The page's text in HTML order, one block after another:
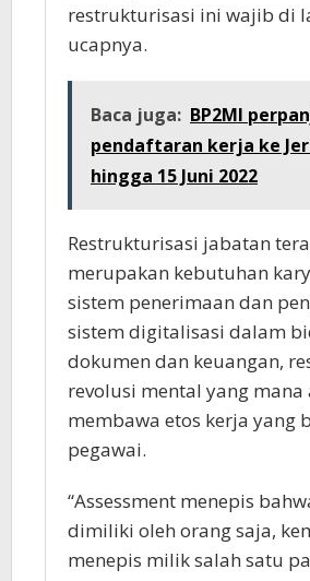
restrukturisasi ini wajib di
ucapnya.
Baca juga: BP2MI
pendaftaran kerja ke
hingga 15 Juni 2022
Restrukturisasi jabatan
merupakan kebutuhan
sistem penerimaan dan
sistem digitalisasi dalam
dokumen dan keuangan,
revolusi mental yang mana
membawa etos kerja yang
pegawai.
“Assessment menepis
dimiliki oleh orang saja,
menepis milik salah satu